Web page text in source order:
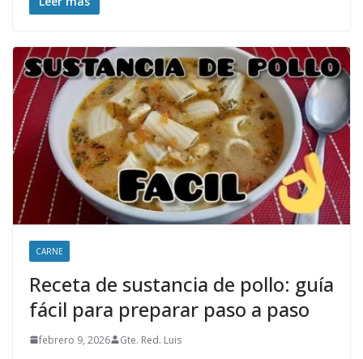
CARNE
Receta de sustancia de pollo: guía
fácil para preparar paso a paso
febrero 9, 2026 Gte. Red. Luis